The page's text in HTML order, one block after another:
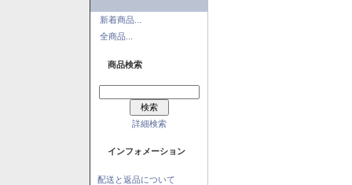
新着商品...
全商品...
商品検索
詳細検索
インフォメーション
配送と返品について